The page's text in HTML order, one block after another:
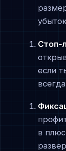
Стоп-
если
в